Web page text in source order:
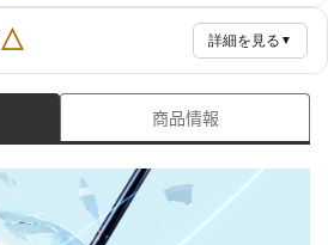
△ 詳細を見る ▼
商品情報